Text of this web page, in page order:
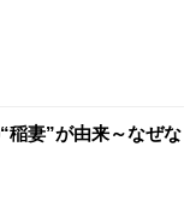
稲妻”が由来～なぜな